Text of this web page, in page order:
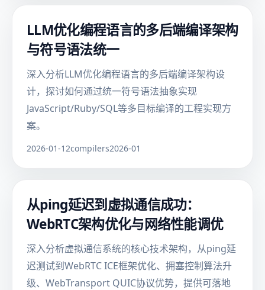
LLM优化编程语言的多后端编译架构
与符号语法统一
深入分析LLM优化编程语言的多后端编译架构设
计，探讨如何通过统一符号语法抽象实现
JavaScript/Ruby/SQL等多目标编译的工程实现方
案。
2026-01-12compilers2026-01
从ping延迟到虚拟通信成功：
WebRTC架构优化与网络性能调优
深入分析虚拟通信系统的核心技术架构，从ping延
迟测试到WebRTC ICE框架优化、拥塞控制算法升
级、WebTransport QUIC协议优势，提供可落地